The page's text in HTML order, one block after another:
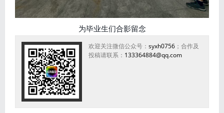
为毕业生们合影留念
欢迎关注微信公众号： syxh0756；合作及
投稿请联系： 133364884@qq.com